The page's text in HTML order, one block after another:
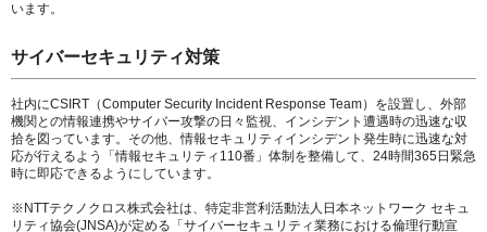
います。
サイバーセキュリティ対策
社内にCSIRT（Computer Security Incident Response Team）を設置し、外部
機関との情報連携やサイバー攻撃の日々監視、インシデント遭遇時の迅速な収
拾を図っています。その他、情報セキュリティインシデント発生時に迅速な対
応が行えるよう「情報セキュリティ110番」体制を整備して、24時間365日緊急
時に即応できるようにしています。
※NTTテクノクロス株式会社は、特定非営利活動法人日本ネットワーク セキュ
リティ協会(JNSA)が定める「サイバーセキュリティ業務における倫理行動宣